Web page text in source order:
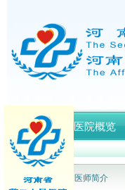
首页 医院概览
网站首页 > 医师简介